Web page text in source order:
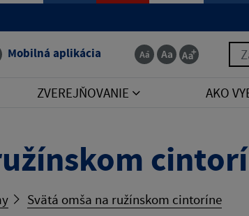
Mobilná aplikácia
ZVEREJŇOVANIE AKO
Svätá omša na ružínskom cintoríne